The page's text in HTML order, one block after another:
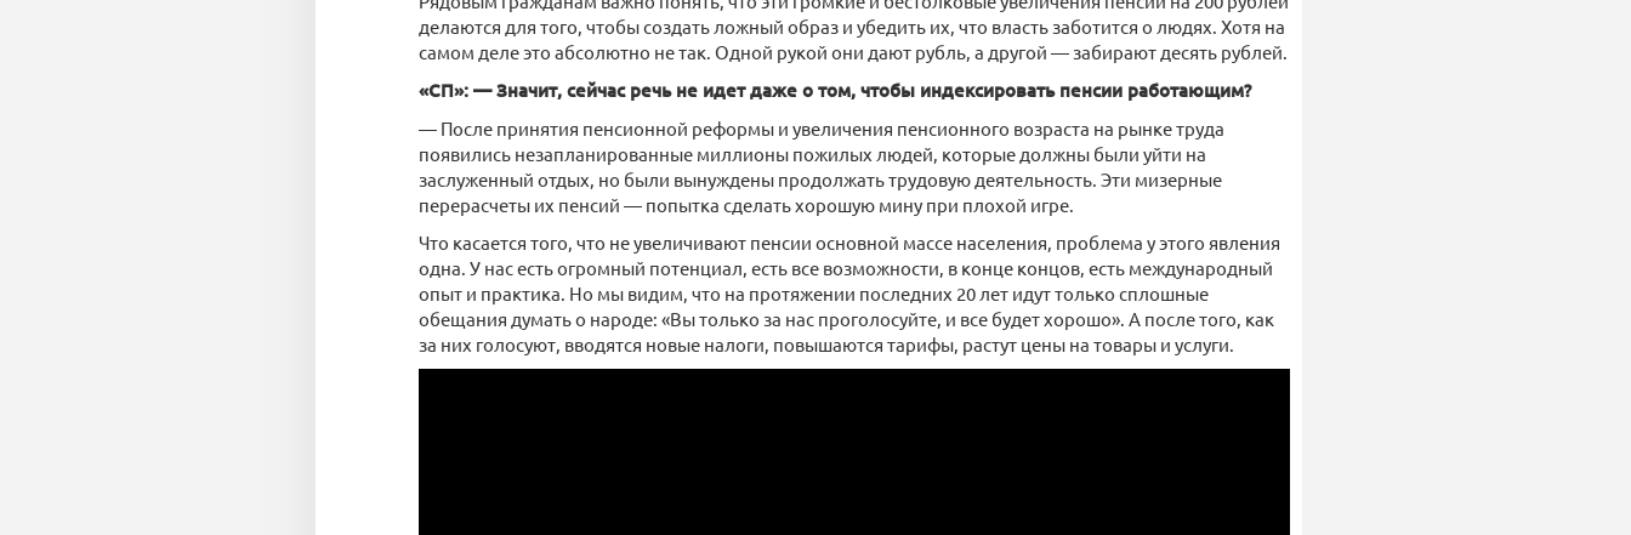
делаются для того, чтобы создать ложный образ и убедить их, что власть заботится о людях. Хотя на
самом деле это абсолютно не так. Одной рукой они дают рубль, а другой — забирают десять рублей.
«СП»: — Значит, сейчас речь не идет даже о том, чтобы индексировать пенсии работающим?
— После принятия пенсионной реформы и увеличения пенсионного возраста на рынке труда
появились незапланированные миллионы пожилых людей, которые должны были уйти на
заслуженный отдых, но были вынуждены продолжать трудовую деятельность. Эти мизерные
перерасчеты их пенсий — попытка сделать хорошую мину при плохой игре.
Что касается того, что не увеличивают пенсии основной массе населения, проблема у этого явления
одна. У нас есть огромный потенциал, есть все возможности, в конце концов, есть международный
опыт и практика. Но мы видим, что на протяжении последних 20 лет идут только сплошные
обещания думать о народе: «Вы только за нас проголосуйте, и все будет хорошо». А после того, как
за них голосуют, вводятся новые налоги, повышаются тарифы, растут цены на товары и услуги.